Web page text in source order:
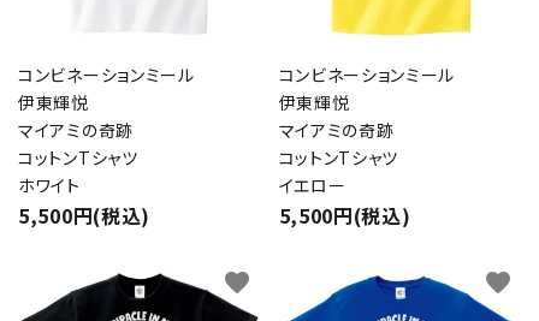
コンビネーションミール
伊東輝悦
マイアミの奇跡
コットンTシャツ
ホワイト
5,500円(税込)
コンビネーションミール
伊東輝悦
マイアミの奇跡
コットンTシャツ
イエロー
5,500円(税込)
favorite favorite